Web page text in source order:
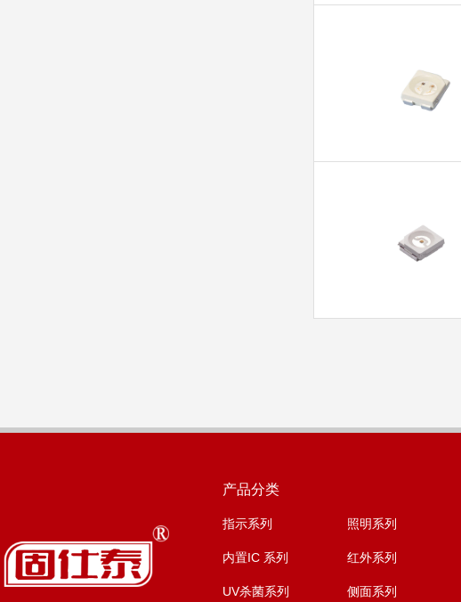
产品分类
指示系列 照明系列
内置IC 系列 红外系列
UV杀菌系列 侧面系列